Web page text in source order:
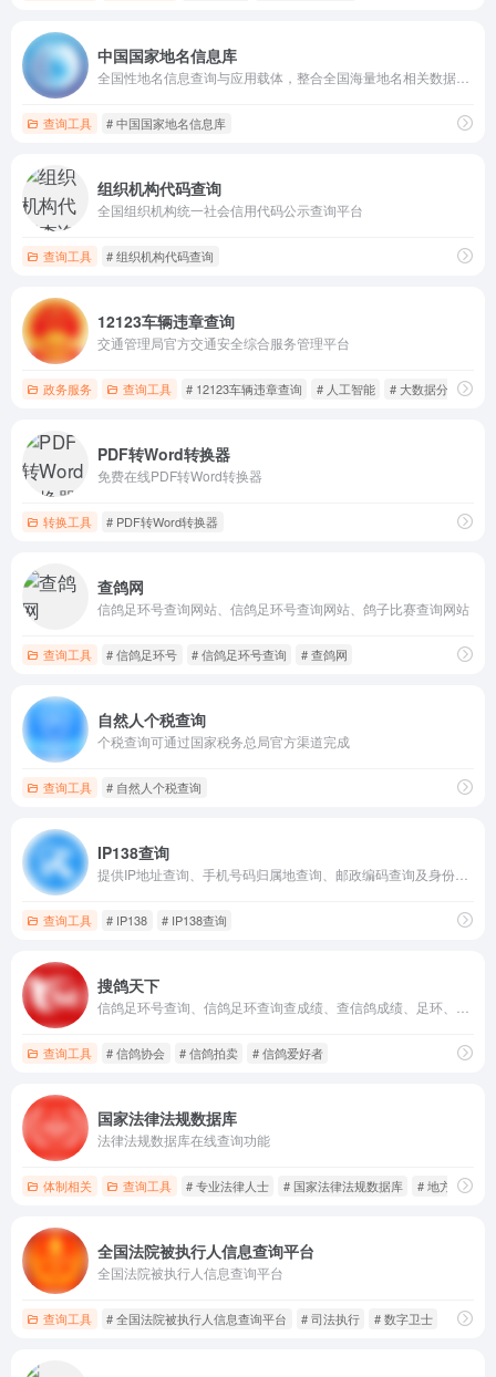
中国国家地名信息库
查询工具 # 中国国家地名信息库
组织机构代码查询
全国组织机构统一社会信用代码公示查询平台
查询工具 # 组织机构代码查询
12123车辆违章查询
交通管理局官方交通安全综合服务管理平台
政务服务 查询工具 # 12123车辆违章查询 # 人工智能 # 大数据分析
PDF转Word转换器
免费在线PDF转Word转换器
转换工具 # PDF转Word转换器
查鸽网
信鸽足环号查询网站、信鸽足环号查询网站、鸽子比赛查询网站
查询工具 # 信鸽足环号 # 信鸽足环号查询 # 查鸽网
自然人个税查询
个税查询可通过国家税务总局官方渠道完成
查询工具 # 自然人个税查询
IP138查询
查询工具 # IP138 # IP138查询
搜鸽天下
查询工具 # 信鸽协会 # 信鸽拍卖 # 信鸽爱好者
国家法律法规数据库
法律法规数据库在线查询功能
体制相关 查询工具 # 专业法律人士 # 国家法律法规数据库 # 地方性法规
全国法院被执行人信息查询平台
全国法院被执行人信息查询平台
查询工具 # 全国法院被执行人信息查询平台 # 司法执行 # 数字卫士